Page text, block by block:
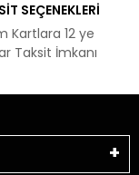
SEÇENEKLERİ
Kartlara 12 ye
Taksit İmkanı